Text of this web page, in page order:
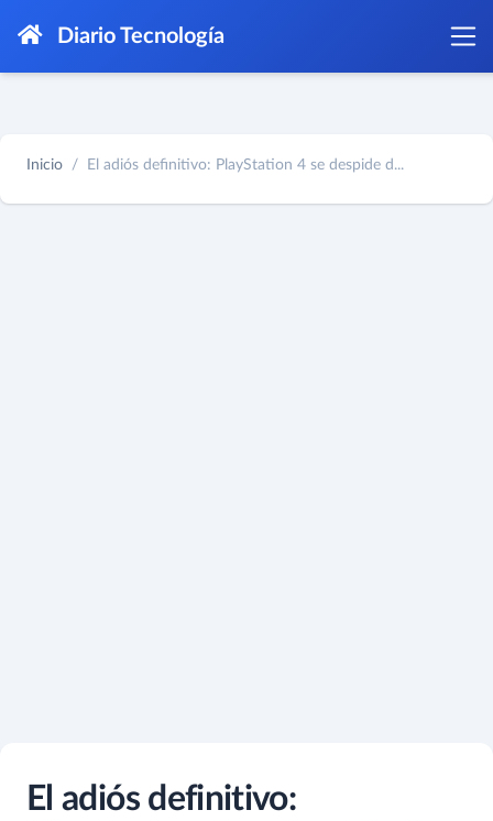
Diario Tecnología
Inicio El adiós definitivo: PlayStation 4 se despide d...
El adiós definitivo: